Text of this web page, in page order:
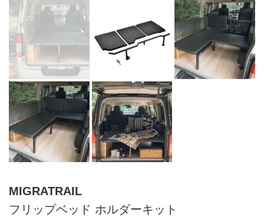
MIGRATRAIL
フリップベッド ホルダーキット